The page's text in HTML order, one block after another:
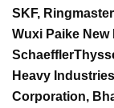
SKF,
Wuxi Paike
Schaeffler
Heavy
Corporation,